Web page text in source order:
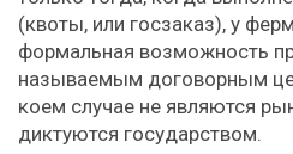
(квоты, или госзаказ), у
формальная возможность
называемым договорным
коем случае не являются
диктуются государством.